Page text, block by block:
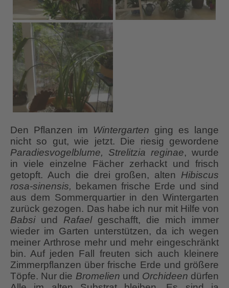
Den Pflanzen im Wintergarten ging es lange
nicht so gut, wie jetzt. Die riesig gewordene
Paradiesvogelblume, Strelitzia reginae, wurde
in viele einzelne Fächer zerhackt und frisch
getopft. Auch die drei großen, alten Hibiscus
rosa-sinensis, bekamen frische Erde und sind
aus dem Sommerquartier in den Wintergarten
zurück gezogen. Das habe ich nur mit Hilfe von
Babsiund Rafael geschafft, die mich immer
wieder im Garten unterstützen, da ich wegen
meiner Arthrose mehr und mehr eingeschränkt
bin. Auf jeden Fall freuten sich auch kleinere
Zimmerpflanzen über frische Erde und größere
Töpfe. Nur die Bromelien und Orchideen dürfen